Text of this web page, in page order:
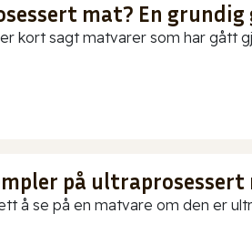
mat? En grundig
kort sagt matvarer som har gått
på ultraprosessert
å se på en matvare om den er